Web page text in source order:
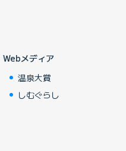
Webメディア
温泉大賞
しむぐらし